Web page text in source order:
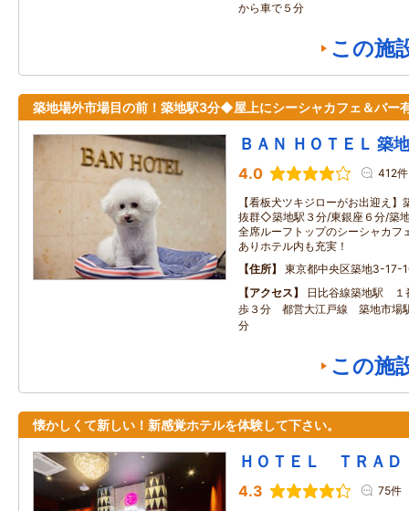
から車で５分
この施
築地場外市場目の前！築地駅3分◆屋上にシーシャカフェ＆バー
ＢＡＮ ＨＯＴＥＬ 築
4.0 412件
【看板犬ツキジローがお出迎え
抜群◇築地駅３分/東銀座６分/築
全席ルーフトップのシーシャカフ
ありホテル内も充実！
住所
東京都中央区築地3-17-
アクセス
日比谷線築地駅
歩３分 都営大江戸線 築地市
分
この施
懐かしくて新しい！新感覚ホテルを体験して下さい。
ＨＯＴＥＬ ＴＲＡ
4.3 75件